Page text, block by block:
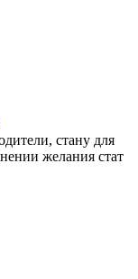
стану для
желания стат